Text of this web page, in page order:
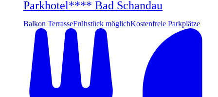
Parkhotel**** Bad Schandau
Balkon TerrasseFrühstück möglichKostenfreie Parkplätze